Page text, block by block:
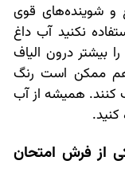
و شوینده‌های قوی
نکنید آب داغ
بیشتر درون الیاف
ممکن است رنگ
کنند. همیشه از آب
از فرش امتحان